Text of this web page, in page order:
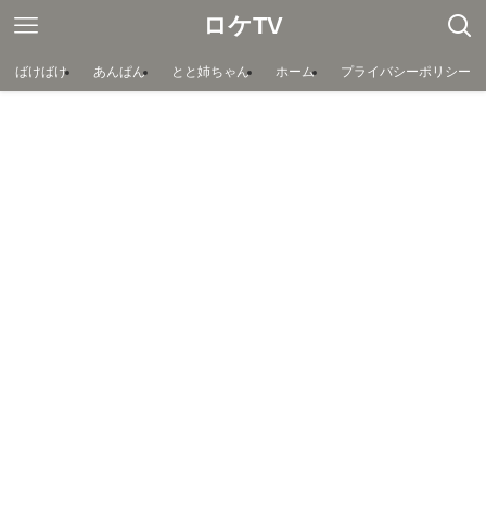
ロケTV
ばけばけ あんぱん とと姉ちゃん ホーム プライバシーポリシー